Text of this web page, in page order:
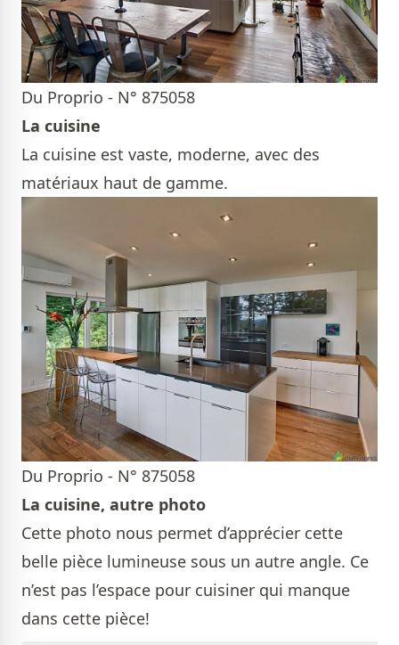
Du Proprio - N° 875058
La cuisine
La cuisine est vaste, moderne, avec des
matériaux haut de gamme.
Du Proprio - N° 875058
La cuisine, autre photo
Cette photo nous permet d’apprécier cette
belle pièce lumineuse sous un autre angle. Ce
n’est pas l’espace pour cuisiner qui manque
dans cette pièce!